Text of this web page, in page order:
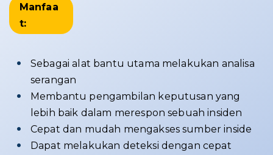
Manfaa
t:
Sebagai alat bantu utama melakukan analisa
serangan
Membantu pengambilan keputusan yang
lebih baik dalam merespon sebuah insiden
Cepat dan mudah mengakses sumber inside
Dapat melakukan deteksi dengan cepat